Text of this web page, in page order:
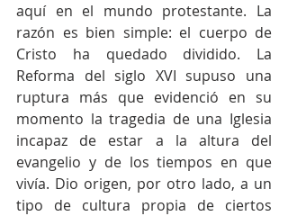
aquí en el mundo protestante. La
razón es bien simple: el cuerpo de
Cristo ha quedado dividido. La
Reforma del siglo XVI supuso una
ruptura más que evidenció en su
momento la tragedia de una Iglesia
incapaz de estar a la altura del
evangelio y de los tiempos en que
vivía. Dio origen, por otro lado, a un
tipo de cultura propia de ciertos